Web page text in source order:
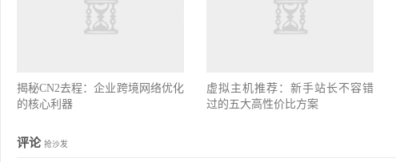
揭秘CN2去程：企业跨境网络优化
的核心利器
虚拟主机推荐：新手站长不容错
过的五大高性价比方案
评论 抢沙发